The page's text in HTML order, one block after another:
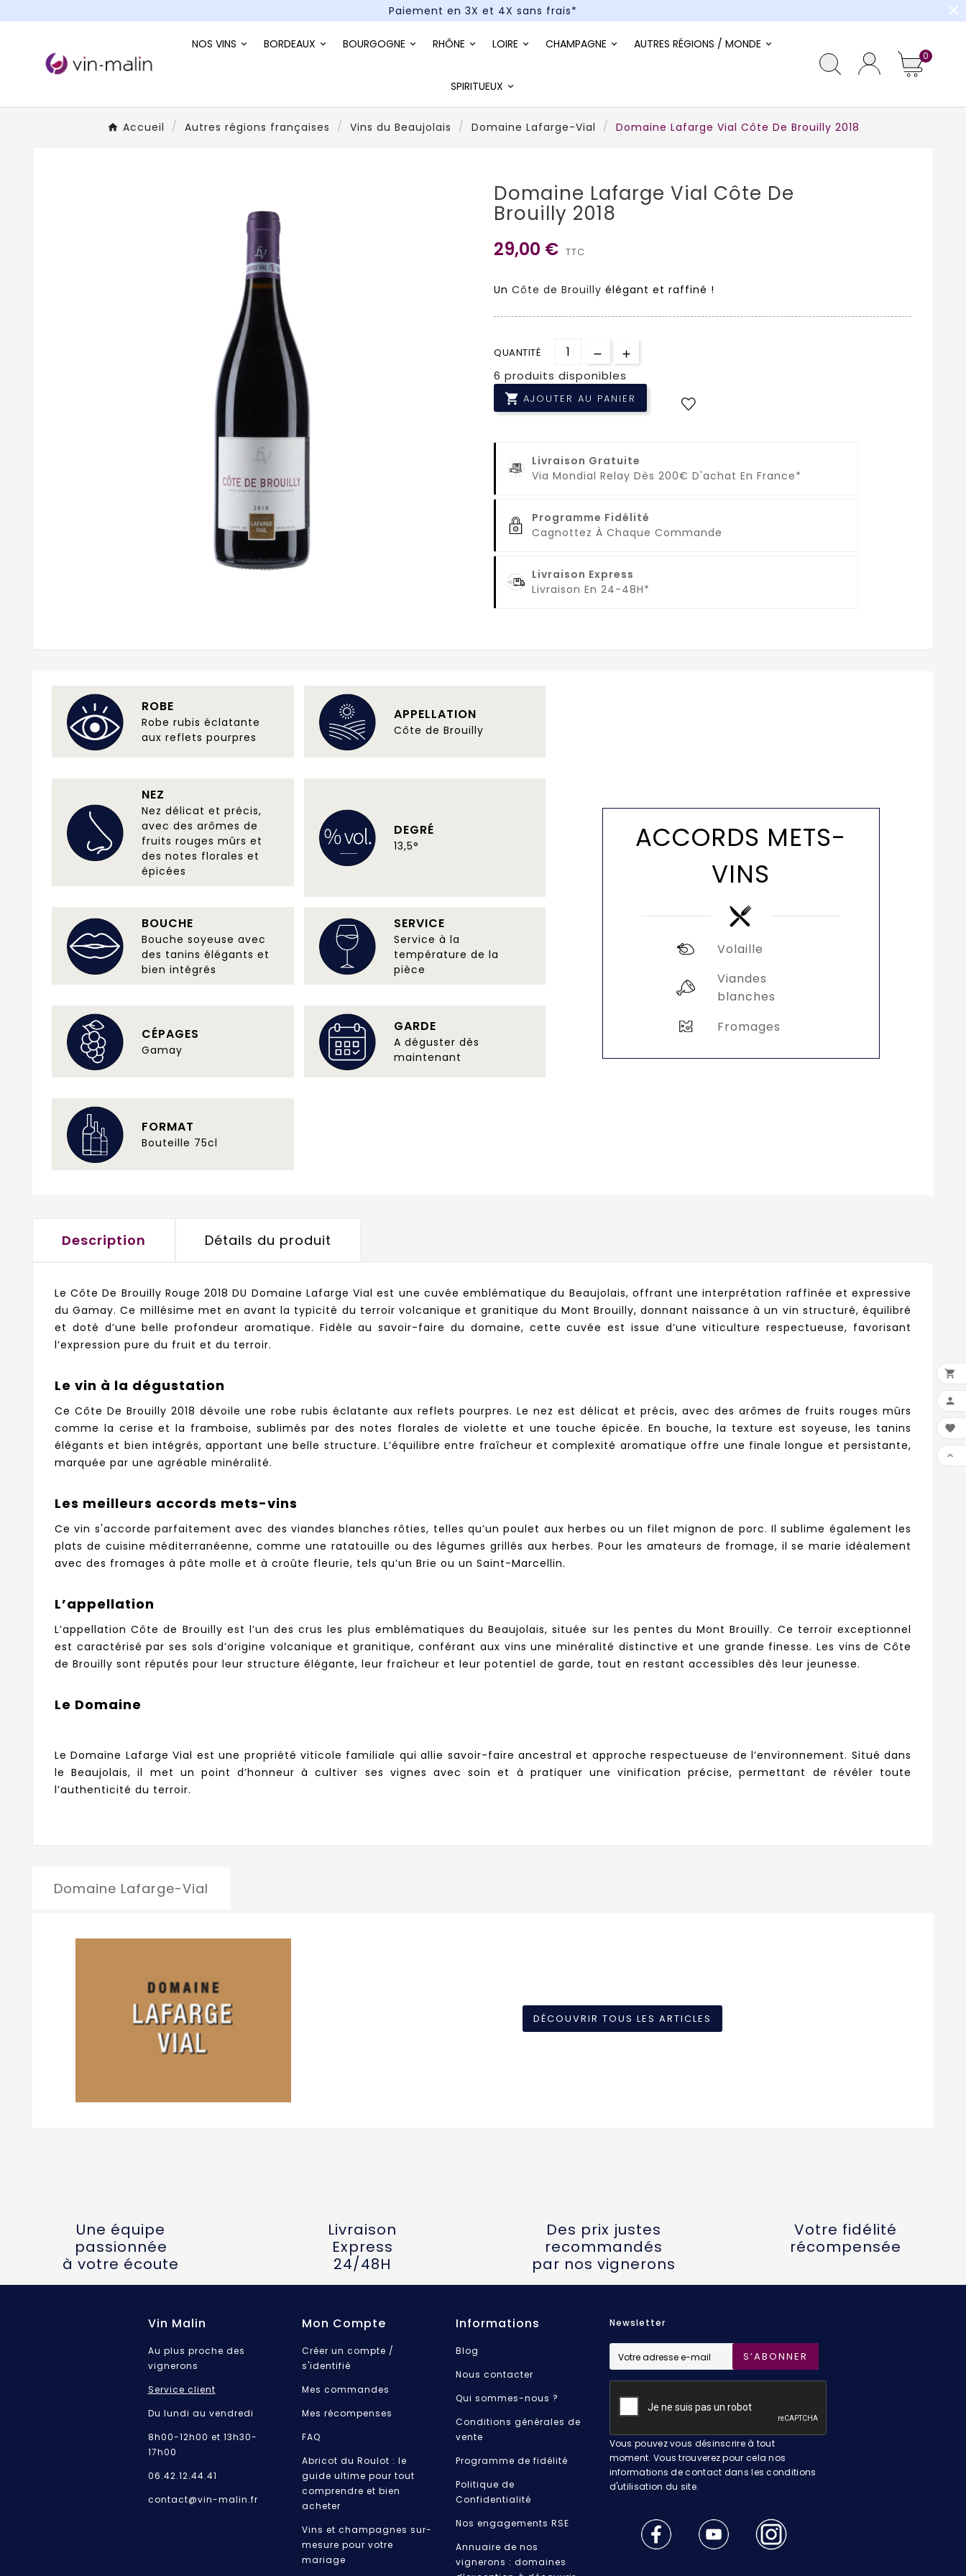
Paiement en 3X et 4X sans frais*
close
NOS VINS BORDEAUX BOURGOGNE RHÔNE LOIRE CHAMPAGNE AUTRES RÉGIONS / MONDE
SPIRITUEUX
0
Accueil Autres régions françaises Vins du Beaujolais Domaine Lafarge-Vial Domaine Lafarge Vial Côte De Brouilly 2018
Domaine Lafarge Vial Côte De
Brouilly 2018
29,00 € TTC
Un Côte de Brouilly élégant et raffiné !
QUANTITÉ
6 produits disponibles
 AJOUTER AU PANIER
Livraison Gratuite
Via Mondial Relay Dès 200€ D'achat En France*
Programme Fidélité
Cagnottez À Chaque Commande
Livraison Express
Livraison En 24-48H*
ROBE
Robe rubis éclatante
aux reflets pourpres
APPELLATION
Côte de Brouilly
NEZ
Nez délicat et précis,
avec des arômes de
fruits rouges mûrs et
des notes florales et
épicées
DEGRÉ
13,5°
BOUCHE
Bouche soyeuse avec
des tanins élégants et
bien intégrés
SERVICE
Service à la
température de la
pièce
CÉPAGES
Gamay
GARDE
A déguster dès
maintenant
FORMAT
Bouteille 75cl
ACCORDS METS-
VINS
Volaille
Viandes
blanches
Fromages
Description Détails du produit
Le Côte De Brouilly Rouge 2018 DU Domaine Lafarge Vial est une cuvée emblématique du Beaujolais, offrant une interprétation raffinée et expressive
du Gamay. Ce millésime met en avant la typicité du terroir volcanique et granitique du Mont Brouilly, donnant naissance à un vin structuré, équilibré
et doté d’une belle profondeur aromatique. Fidèle au savoir-faire du domaine, cette cuvée est issue d’une viticulture respectueuse, favorisant
l’expression pure du fruit et du terroir.
Le vin à la dégustation
Ce Côte De Brouilly 2018 dévoile une robe rubis éclatante aux reflets pourpres. Le nez est délicat et précis, avec des arômes de fruits rouges mûrs
comme la cerise et la framboise, sublimés par des notes florales de violette et une touche épicée. En bouche, la texture est soyeuse, les tanins
élégants et bien intégrés, apportant une belle structure. L’équilibre entre fraîcheur et complexité aromatique offre une finale longue et persistante,
marquée par une agréable minéralité.
Les meilleurs accords mets-vins
Ce vin s'accorde parfaitement avec des viandes blanches rôties, telles qu’un poulet aux herbes ou un filet mignon de porc. Il sublime également les
plats de cuisine méditerranéenne, comme une ratatouille ou des légumes grillés aux herbes. Pour les amateurs de fromage, il se marie idéalement
avec des fromages à pâte molle et à croûte fleurie, tels qu’un Brie ou un Saint-Marcellin.
L’appellation
L’appellation Côte de Brouilly est l’un des crus les plus emblématiques du Beaujolais, située sur les pentes du Mont Brouilly. Ce terroir exceptionnel
est caractérisé par ses sols d’origine volcanique et granitique, conférant aux vins une minéralité distinctive et une grande finesse. Les vins de Côte
de Brouilly sont réputés pour leur structure élégante, leur fraîcheur et leur potentiel de garde, tout en restant accessibles dès leur jeunesse.
Le Domaine
Le Domaine Lafarge Vial est une propriété viticole familiale qui allie savoir-faire ancestral et approche respectueuse de l’environnement. Situé dans
le Beaujolais, il met un point d’honneur à cultiver ses vignes avec soin et à pratiquer une vinification précise, permettant de révéler toute
l’authenticité du terroir.
Domaine Lafarge-Vial
DÉCOUVRIR TOUS LES ARTICLES
Une équipe
passionnée
à votre écoute
Livraison
Express
24/48H
Des prix justes
recommandés
par nos vignerons
Votre fidélité
récompensée
Vin Malin
Au plus proche des
vignerons
Service client
Du lundi au vendredi
8h00-12h00 et 13h30-
17h00
06.42.12.44.41
contact@vin-malin.fr
Mon Compte
Créer un compte /
s'identifié
Mes commandes
Mes récompenses
FAQ
Abricot du Roulot : le
guide ultime pour tout
comprendre et bien
acheter
Vins et champagnes sur-
mesure pour votre
mariage
Informations
Blog
Nous contacter
Qui sommes-nous ?
Conditions générales de
vente
Programme de fidélité
Politique de
Confidentialité
Nos engagements RSE
Annuaire de nos
vignerons : domaines
Newsletter
S’ABONNER
Vous pouvez vous désinscrire à tout
moment. Vous trouverez pour cela nos
informations de contact dans les conditions
d'utilisation du site.



